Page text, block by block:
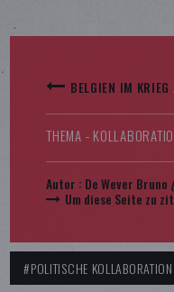
BELGIEN IM KRIEG
THEMA -
Autor : De Wever Bruno
Um diese Seite zu
#POLITISCHE KOLLABORATION